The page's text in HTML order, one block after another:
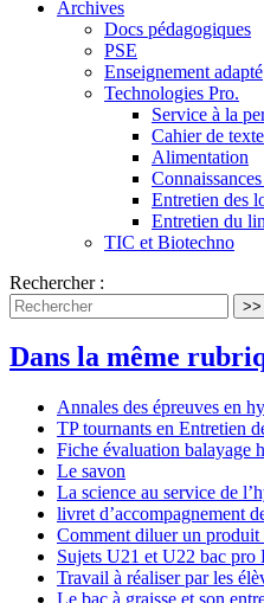
Archives
Docs pédagogiques
PSE
Enseignement adapté
Technologies Pro.
Service à la
Cahier de
Alimentation
Entretien des
Entretien du
TIC et Biotechno
Rechercher :
>>
Dans la même
Annales des épreuves en
TP tournants en Entretien
Fiche évaluation balayage
Le savon
La science au service de
livret d’accompagnement
Comment diluer un produit
Sujets U21 et U22 bac
Travail à réaliser par les